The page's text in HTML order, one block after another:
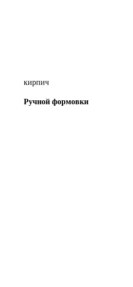
кирпич
Ручной формовки